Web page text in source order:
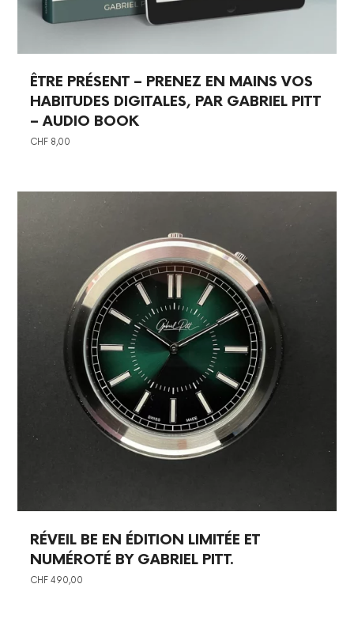
ÊTRE PRÉSENT – PRENEZ EN MAINS VOS
HABITUDES DIGITALES, PAR GABRIEL PITT
– AUDIO BOOK
CHF 8,00
RÉVEIL BE EN ÉDITION LIMITÉE ET
NUMÉROTÉ BY GABRIEL PITT.
CHF 490,00